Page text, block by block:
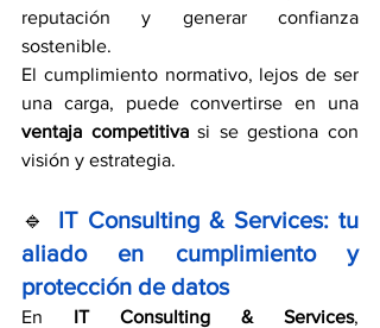
reputación y generar confianza
sostenible.
El cumplimiento normativo, lejos de ser
ventaja competitiva si se gestiona con
visión y estrategia.
🔹
IT Consulting & Services: tu
aliado en cumplimiento y
protección de datos
En IT Consulting & Services,